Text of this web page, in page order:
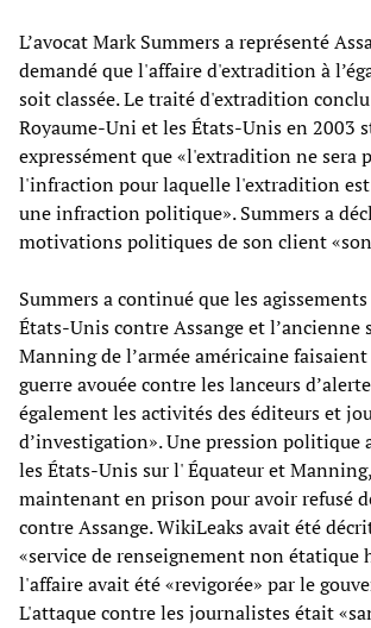
L’avocat Mark Summers a représenté
demandé que l'affaire d'extradition à
soit classée. Le traité d'extradition
Royaume-Uni et les États-Unis en 2003
expressément que «l'extradition ne sera
l'infraction pour laquelle l'extradition est
une infraction politique». Summers a
motivations politiques de son client
Summers a continué que les
États-Unis contre Assange et l’ancienne
Manning de l’armée américaine
guerre avouée contre les lanceurs
également les activités des éditeurs et
d’investigation». Une pression politique
les États-Unis sur l' Équateur et
maintenant en prison pour avoir refusé
contre Assange. WikiLeaks avait été
«service de renseignement non étatique
l'affaire avait été «revigorée» par le
L'attaque contre les journalistes était